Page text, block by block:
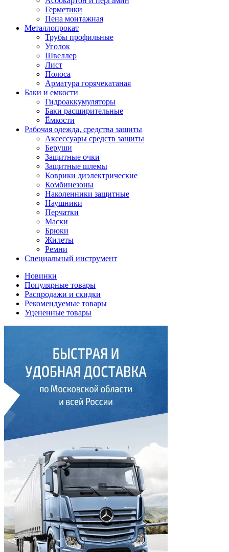
Герметики
Пена монтажная
Металлопрокат
Трубы профильные
Уголок
Швеллер
Лист
Полоса
Арматура горячекатаная
Баки и емкости
Гидроаккумуляторы
Баки расширительные
Ёмкости
Рабочая одежда, средства защиты
Аксессуары средств защиты
Беруши
Защитные очки
Защитные шлемы
Коврики диэлектрические
Комбинезоны
Наколенники защитные
Наушники
Перчатки
Маски
Брюки
Жилеты
Ремни
Специальный инструмент
Новинки
Популярные товары
Распродажи и скидки
Рекомендуемые товары
Уцененные товары